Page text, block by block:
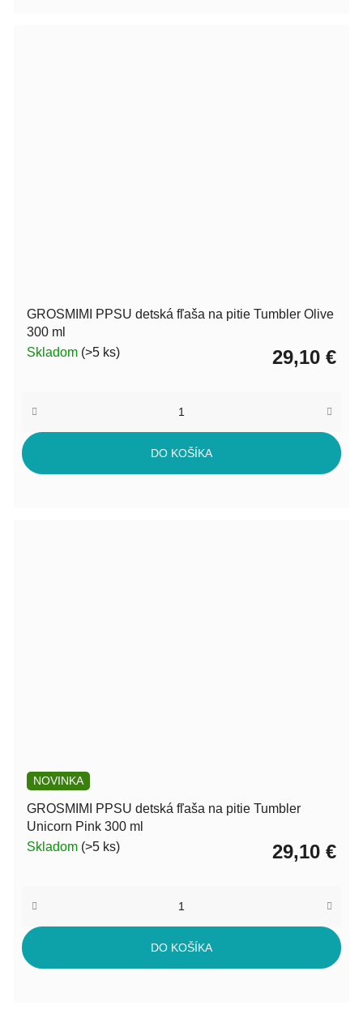
GROSMIMI PPSU detská fľaša na pitie Tumbler Olive
300 ml
Skladom (>5 ks) 29,10 €
DO KOŠÍKA
NOVINKA
GROSMIMI PPSU detská fľaša na pitie Tumbler
Unicorn Pink 300 ml
Skladom (>5 ks) 29,10 €
DO KOŠÍKA